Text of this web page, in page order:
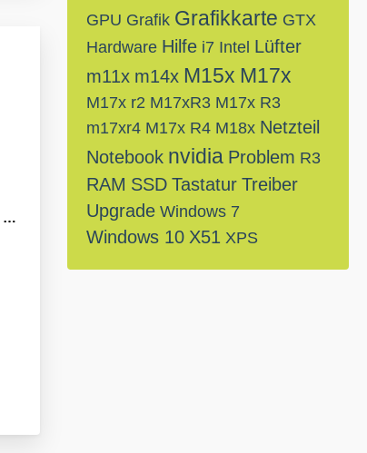
GPU Grafik Grafikkarte GTX
Hardware Hilfe i7 Intel Lüfter
m11x m14x M15x M17x
M17x r2 M17xR3 M17x R3
m17xr4 M17x R4 M18x Netzteil
Notebook nvidia Problem R3
RAM SSD Tastatur Treiber
Upgrade Windows 7
Windows 10 X51 XPS